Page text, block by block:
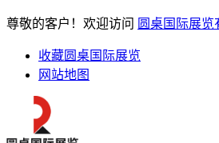
尊敬的客户！欢迎访问 圆桌国际展览
收藏圆桌国际展览
网站地图